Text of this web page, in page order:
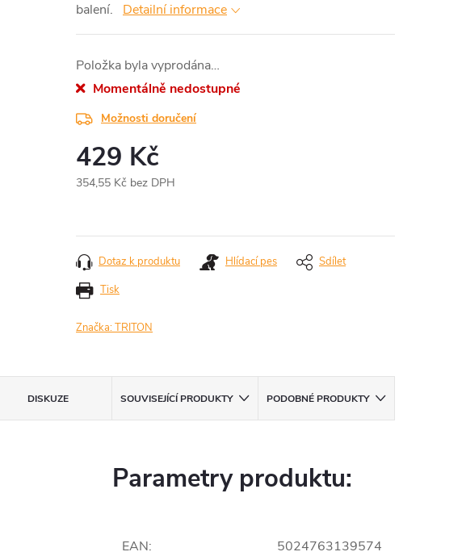
balení.
Detailní informace
Položka byla vyprodána…
Momentálně nedostupné
Možnosti doručení
429 Kč
354,55 Kč bez DPH
Tisk
Dotaz k produktu Hlídací pes Sdílet
Značka:TRITON
DISKUZE SOUVISEJÍCÍ PRODUKTY PODOBNÉ PRODUKTY
Parametry produktu:
EAN: 5024763139574